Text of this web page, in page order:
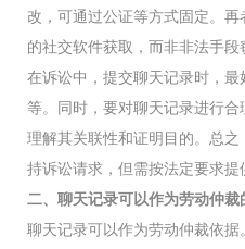
改，可通过公证等方式固定。
的社交软件获取，而非非法手段
在诉讼中，提交聊天记录时，
等。同时，要对聊天记录进行
理解其关联性和证明目的。总
持诉讼请求，但需按法定要求提
二、聊天记录可以作为劳动仲裁
聊天记录可以作为劳动仲裁依